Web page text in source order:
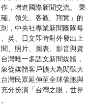
，增進國際新聞交流。 秉
、領先、客觀、翔實」的
，中央社專業新聞團隊每
英、日文即時對外發出上
、照片、圖表、影音與資
灣唯一多語文新聞媒體，
從媒體客戶擴大為閱聽大
灣民眾延伸至全球僑胞與
分扮演「台灣之眼，世界